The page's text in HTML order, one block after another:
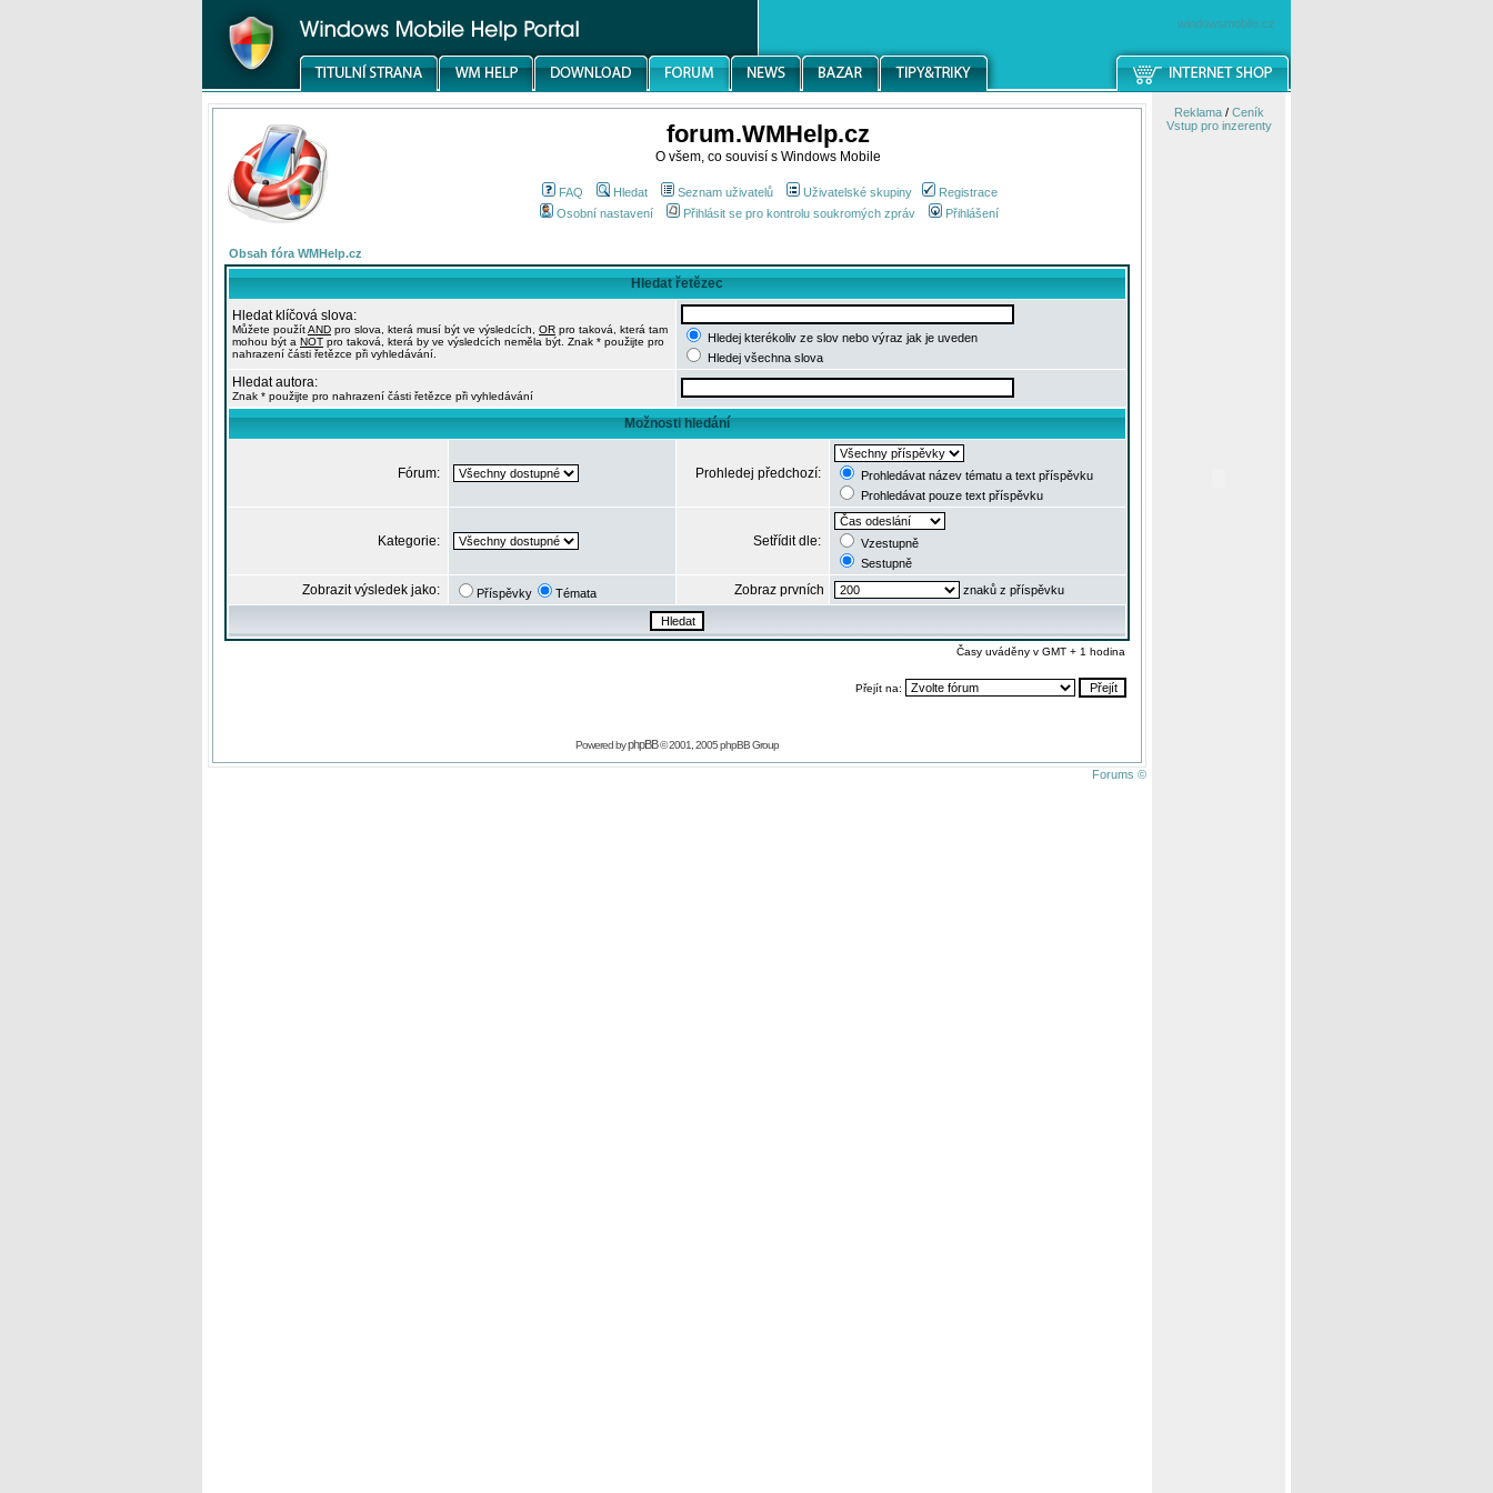
windowsmobile.cz
forum.WMHelp.cz
O všem, co souvisí s Windows Mobile
FAQ Hledat Seznam uživatelů Uživatelské skupiny
Registrace
Osobní nastavení
Přihlásit se pro kontrolu soukromých zpráv Přihlášení
Obsah fóra WMHelp.cz
Hledat řetězec
Hledat klíčová slova:
Můžete použítAND pro slova, která musí být ve výsledcích, OR pro taková, která tam
mohou být a NOT pro taková, která by ve výsledcích neměla být. Znak * použijte pro
nahrazení části řetězce při vyhledávání.
Hledej kterékoliv ze slov nebo výraz jak je uveden
Hledej všechna slova
Hledat autora:
Znak * použijte pro nahrazení části řetězce při vyhledávání
Možnosti hledání
Fórum: Prohledej předchozí:
Prohledávat název tématu a text příspěvku
Prohledávat pouze text příspěvku
Kategorie: Setřídit dle:
Vzestupně
Sestupně
Zobrazit výsledek jako: Příspěvky Témata Zobraz prvních znaků z příspěvku
Časy uváděny v GMT + 1 hodina
Přejít na:
Powered byphpBB© 2001, 2005 phpBB Group
Forums ©
Reklama/ Ceník
Vstup pro inzerenty